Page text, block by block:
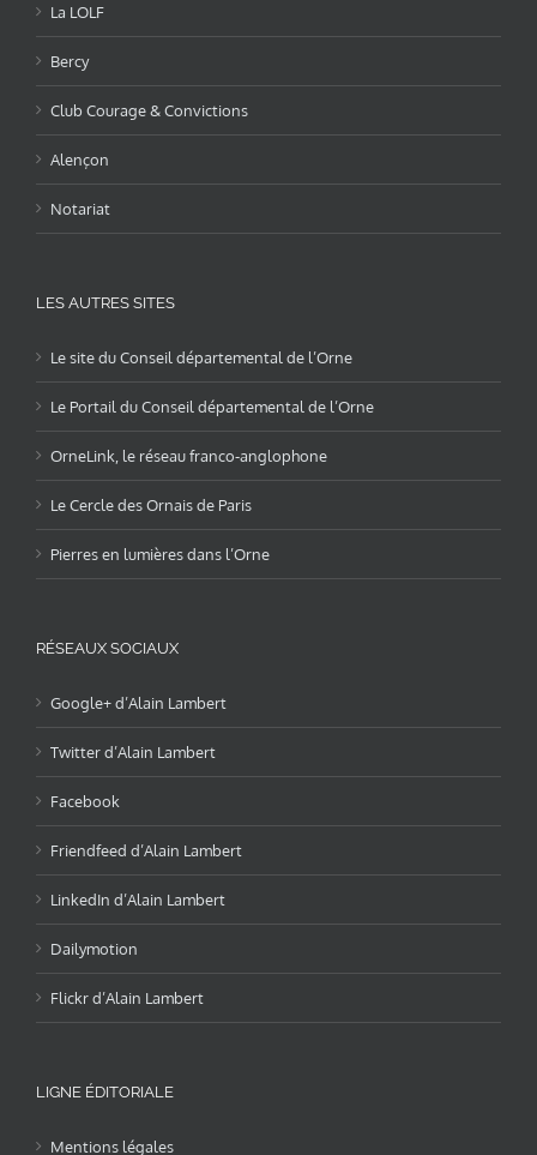
La LOLF
Bercy
Club Courage & Convictions
Alençon
Notariat
LES AUTRES SITES
Le site du Conseil départemental de l’Orne
Le Portail du Conseil départemental de l’Orne
OrneLink, le réseau franco-anglophone
Le Cercle des Ornais de Paris
Pierres en lumières dans l’Orne
RÉSEAUX SOCIAUX
Google+ d’Alain Lambert
Twitter d’Alain Lambert
Facebook
Friendfeed d’Alain Lambert
LinkedIn d’Alain Lambert
Dailymotion
Flickr d’Alain Lambert
LIGNE ÉDITORIALE
Mentions légales